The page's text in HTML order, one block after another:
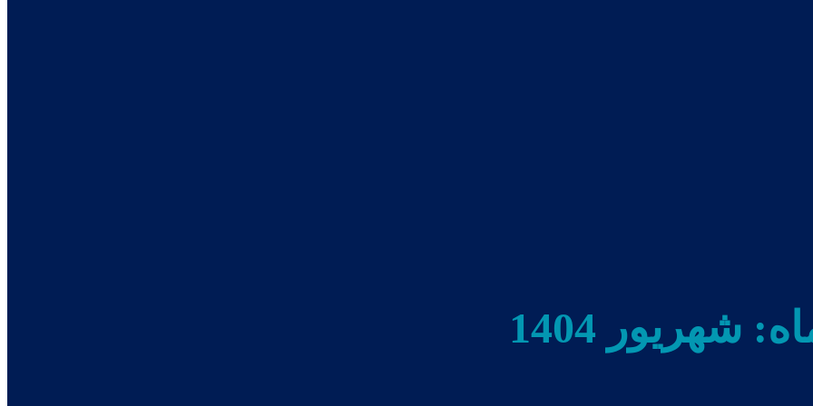
شهریور 1404